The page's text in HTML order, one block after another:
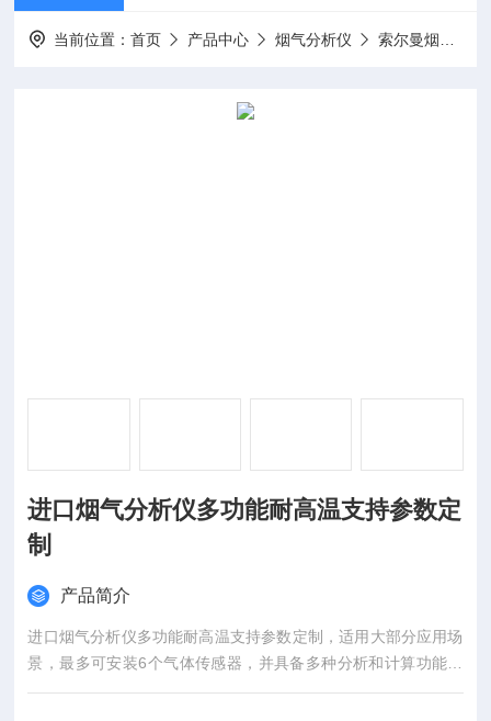
当前位置：首页 产品中心 烟气分析仪 索尔曼烟气分析仪
进口烟气分析仪多功能耐高温支持参数定
制
产品简介
进口烟气分析仪多功能耐高温支持参数定制，适用大部分应用场
景，最多可安装6个气体传感器，并具备多种分析和计算功能，
适用于燃烧器、锅炉调试、内燃机和其他工业燃烧。